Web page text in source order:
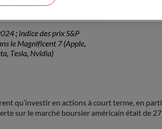
qu’investir en actions à court terme, en
sur le marché boursier américain était de